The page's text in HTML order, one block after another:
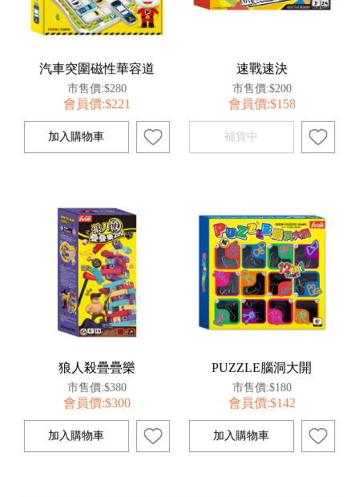
汽車突圍磁性華容道
市售價:$280
會員價:$221
速戰速決
市售價:$200
會員價:$158
狼人殺疊疊樂
市售價:$380
會員價:$300
PUZZLE腦洞大開
市售價:$180
會員價:$142